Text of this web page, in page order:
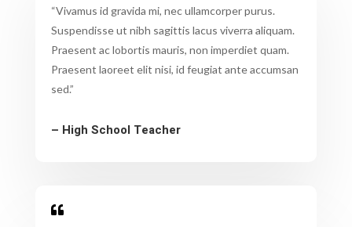
“Vivamus id gravida mi, nec ullamcorper purus.
Suspendisse ut nibh sagittis lacus viverra aliquam.
Praesent ac lobortis mauris, non imperdiet quam.
Praesent laoreet elit nisi, id feugiat ante accumsan
sed.”
– High School Teacher
